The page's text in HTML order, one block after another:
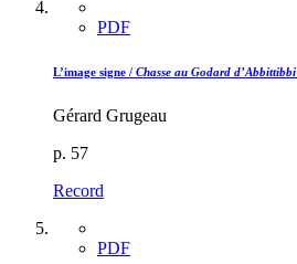
PDF
L’image signe / Chasse au Godard d’Abbittibbi
Gérard Grugeau
p. 57
Record
PDF